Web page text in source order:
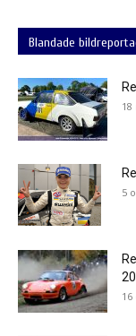
Blandade
18
5